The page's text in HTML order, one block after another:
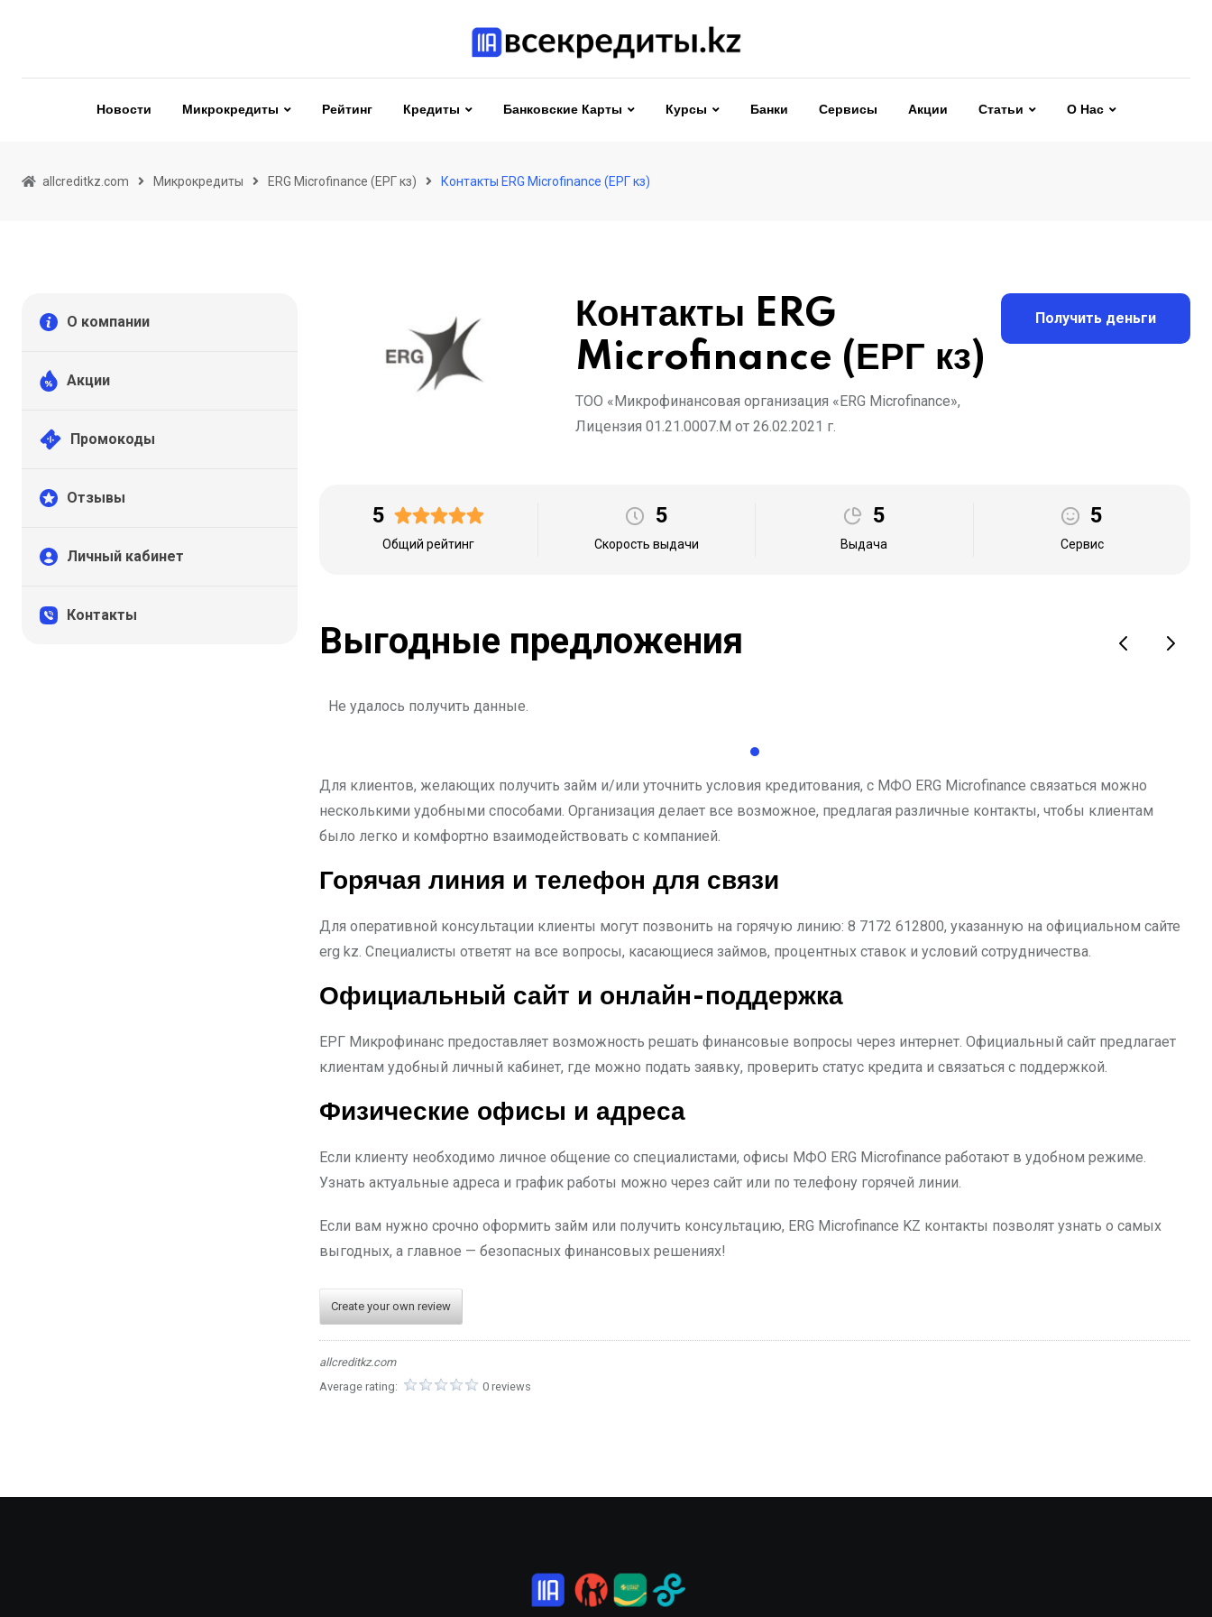
Новости Микрокредиты Рейтинг Кредиты Банковские Карты Курсы Банки Сервисы Акции Статьи О Нас
allcreditkz.com Микрокредиты ERG Microfinance (ЕРГ кз) Контакты ERG Microfinance (ЕРГ кз)
О компании
Акции
Промокоды
Отзывы
Личный кабинет
Контакты
Контакты ERG
Microfinance (ЕРГ кз)
ТОО «Микрофинансовая организация «ERG Microfinance»,
Лицензия 01.21.0007.М от 26.02.2021 г.
Получить деньги
5
Общий рейтинг
5
Скорость выдачи
5
Выдача
5
Сервис
Выгодные предложения
Не удалось получить данные.
Для клиентов, желающих получить займ и/или уточнить условия кредитования, с МФО ERG Microfinance связаться можно
несколькими удобными способами. Организация делает все возможное, предлагая различные контакты, чтобы клиентам
было легко и комфортно взаимодействовать с компанией.
Горячая линия и телефон для связи
Для оперативной консультации клиенты могут позвонить на горячую линию: 8 7172 612800, указанную на официальном сайте
erg kz. Специалисты ответят на все вопросы, касающиеся займов, процентных ставок и условий сотрудничества.
Официальный сайт и онлайн-поддержка
ЕРГ Микрофинанс предоставляет возможность решать финансовые вопросы через интернет. Официальный сайт предлагает
клиентам удобный личный кабинет, где можно подать заявку, проверить статус кредита и связаться с поддержкой.
Физические офисы и адреса
Если клиенту необходимо личное общение со специалистами, офисы МФО ERG Microfinance работают в удобном режиме.
Узнать актуальные адреса и график работы можно через сайт или по телефону горячей линии.
Если вам нужно срочно оформить займ или получить консультацию, ERG Microfinance KZ контакты позволят узнать о самых
выгодных, а главное — безопасных финансовых решениях!
Create your own review
allcreditkz.com
Average rating:
0 reviews